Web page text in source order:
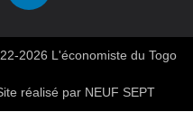
2026 L'économiste du Togo
réalisé par NEUF SEPT